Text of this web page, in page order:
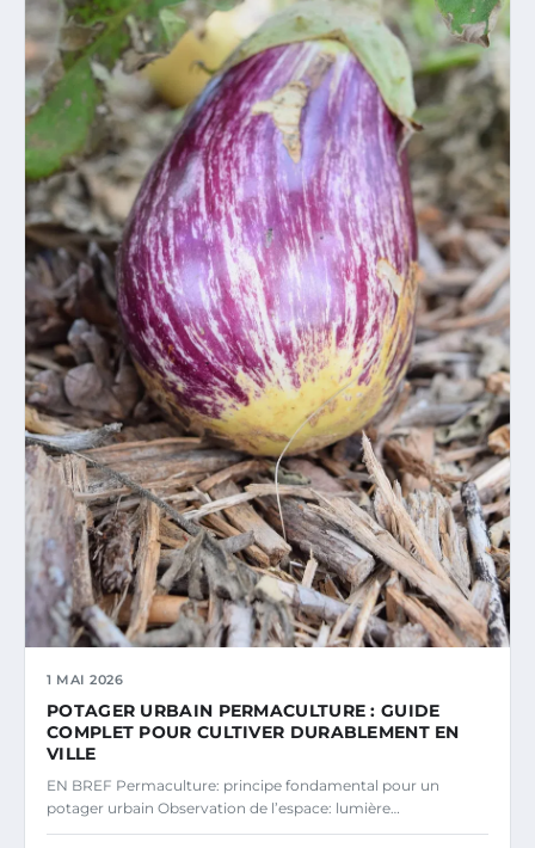
1 MAI 2026
POTAGER URBAIN PERMACULTURE : GUIDE
COMPLET POUR CULTIVER DURABLEMENT EN
VILLE
EN BREF Permaculture: principe fondamental pour un
potager urbain Observation de l’espace: lumière…